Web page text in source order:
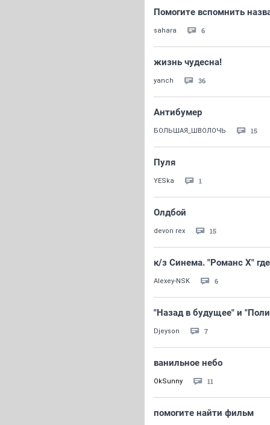
Помогите вспомнить
sahara 6
жизнь чудесна!
yanch 36
Антибумер
БОЛЬШАЯ_ШВОЛОЧЬ 15
Пуля
YESka 1
Олдбой
devon rex 15
к/з Синема. "Романс Х"
Alexey-NSK 6
"Назад в будущее" и
Djeyson 7
ванильное небо
OkSunny 11
помогите найти фильм